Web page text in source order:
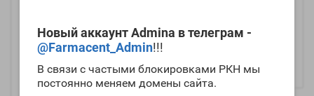
Новый аккаунт Admina в телеграм -
@Farmacent_Admin!!!
В связи с частыми блокировками РКН мы
постоянно меняем домены сайта.
3608р.
Купить